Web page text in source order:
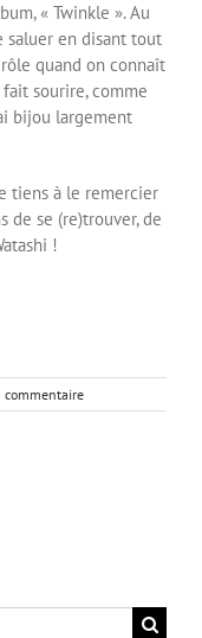
« Twinkle ». Au
saluer en disant tout
quand on connaît
sourire, comme
bijou largement
tiens à le remercier
de se (re)trouver, de
!
commentaire